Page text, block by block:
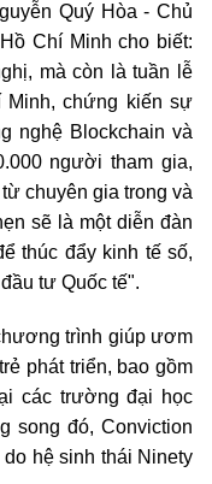
Quý Hòa - Chủ
Chí Minh cho biết:
mà còn là tuần lễ
Minh, chứng kiến sự
nghệ Blockchain và
người tham gia,
chuyên gia trong và
sẽ là một diễn đàn
thúc đẩy kinh tế số,
tư Quốc tế".
trình giúp ươm
phát triển, bao gồm
các trường đại học
song đó, Conviction
hệ sinh thái Ninety